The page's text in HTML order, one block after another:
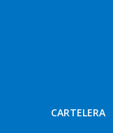
CARTELERA